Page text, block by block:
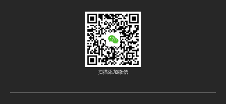
INX-500、INX-800PRO分布
式节点、INX-PCS分布式安
装支架、INX-UI界面设计、
INX-PRO节点软件、INX-
AND客户端。”作为云计算
的效率与性能方面发挥着关
端。”的应用愈发广泛，从大
型数据中心到多媒体处理领
域，都能看到其身影。而在
这类系统中，高效的数据同
步至关重要，它直接关系到
用户体验。那么，4K 分布
扫描添加微信